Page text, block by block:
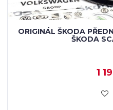
ORIGINÁL ŠKODA
ŠKODA
1